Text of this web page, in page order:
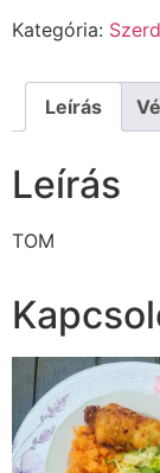
Kategória:
Leírás
Leírás
TOM